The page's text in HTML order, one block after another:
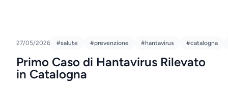
27/05/2026 #salute #prevenzione #hantavirus #catalogna
Primo Caso di Hantavirus Rilevato
in Catalogna